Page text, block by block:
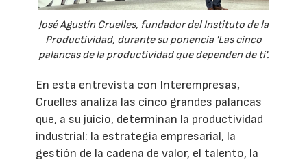
José Agustín Cruelles, fundador del Instituto de la
Productividad, durante su ponencia 'Las cinco
palancas de la productividad que dependen de ti'.
En esta entrevista con Interempresas,
Cruelles analiza las cinco grandes palancas
que, a su juicio, determinan la productividad
industrial: la estrategia empresarial, la
gestión de la cadena de valor, el talento, la